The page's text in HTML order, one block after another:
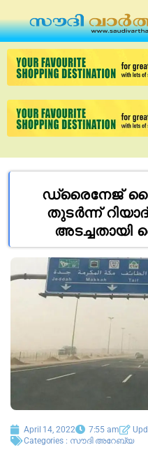
ഡ്രൈനേജ്
തുടര്‍ന്ന്
April 14, 2022 7:55 am
Categories : സൗദി അറേബ്യ